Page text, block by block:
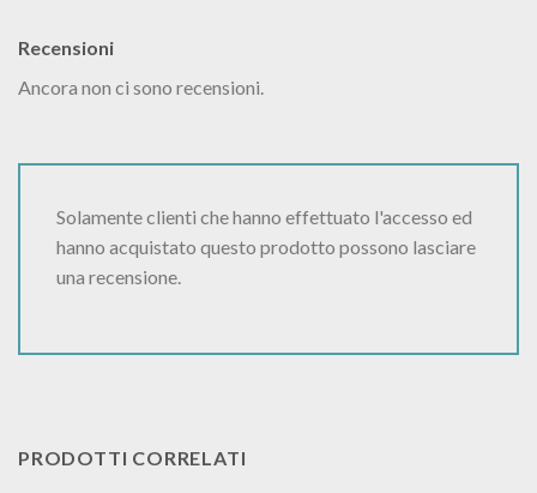
Recensioni
Ancora non ci sono recensioni.
Solamente clienti che hanno effettuato l'accesso ed
hanno acquistato questo prodotto possono lasciare
una recensione.
PRODOTTI CORRELATI